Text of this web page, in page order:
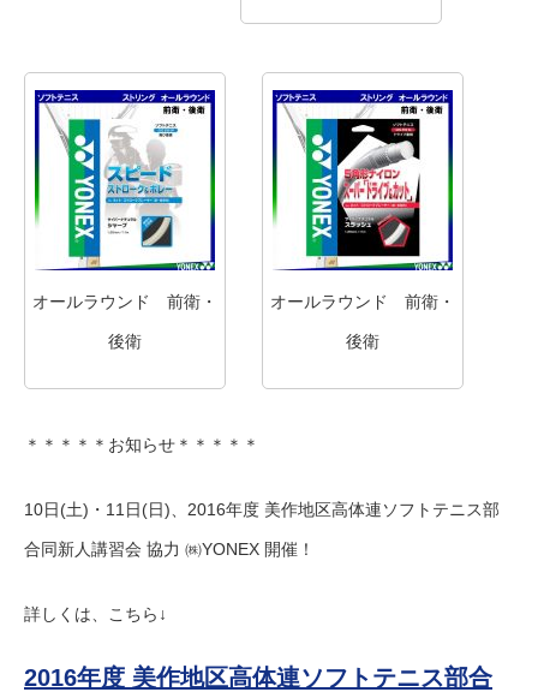
オールラウンド 前衛・
後衛
オールラウンド 前衛・
後衛
＊＊＊＊＊お知らせ＊＊＊＊＊
10日(土)・11日(日)、2016年度 美作地区高体連ソフトテニス部
合同新人講習会 協力 ㈱YONEX 開催！
詳しくは、こちら↓
2016年度 美作地区高体連ソフトテニス部合